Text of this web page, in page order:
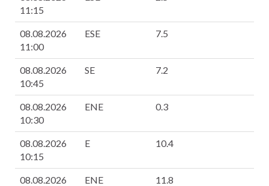
11:15
08.08.2026
11:00
ESE 7.5
08.08.2026
10:45
SE 7.2
08.08.2026
10:30
ENE 0.3
08.08.2026
10:15
E 10.4
08.08.2026
ENE 11.8